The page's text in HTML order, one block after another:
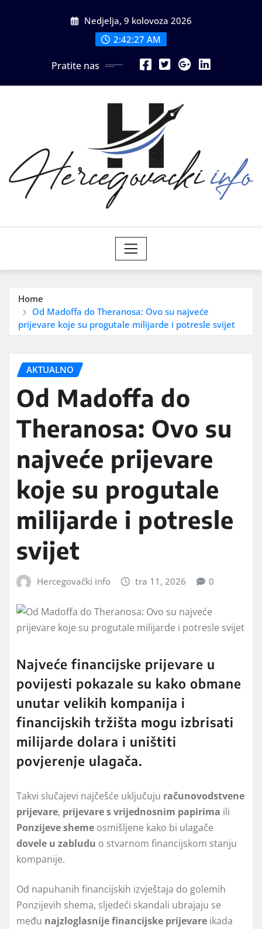
Nedjelja, 9 kolovoza 2026
2:42:29 AM
Pratite nas
Home
Od Madoffa do Theranosa: Ovo su najveće
prijevare koje su progutale milijarde i potresle svijet
AKTUALNO
Od Madoffa do
Theranosa: Ovo su
najveće prijevare
koje su progutale
milijarde i potresle
svijet
Hercegovački info tra 11, 2026 0
Najveće financijske prijevare u
povijesti pokazale su kako obmane
unutar velikih kompanija i
financijskih tržišta mogu izbrisati
milijarde dolara i uništiti
povjerenje ulagača.
Takvi slučajevi najčešće uključuju računovodstvene
prijevare, prijevare s vrijednosnim papirima ili
Ponzijeve sheme osmišljene kako bi ulagače
dovele u zabludu o stvarnom financijskom stanju
kompanije.
Od napuhanih financijskih izvještaja do golemih
Ponzijevih shema, sljedeći skandali ubrajaju se
među najzloglasnije financijske prijevare ikada